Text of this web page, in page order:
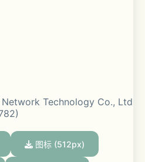
Technology Co., Ltd
图标 (512px)